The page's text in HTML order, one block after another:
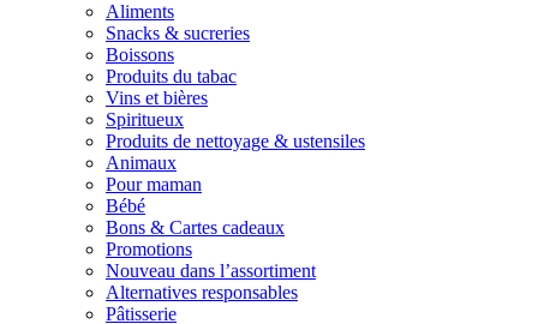
Aliments
Snacks & sucreries
Boissons
Produits du tabac
Vins et bières
Spiritueux
Produits de nettoyage & ustensiles
Animaux
Pour maman
Bébé
Bons & Cartes cadeaux
Promotions
Nouveau dans l’assortiment
Alternatives responsables
Pâtisserie